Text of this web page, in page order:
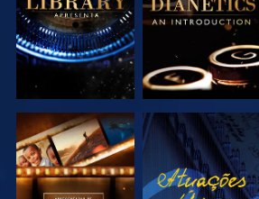
EXPLORAR A
SÉRIE
VER